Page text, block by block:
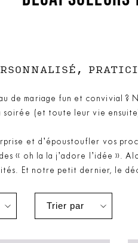
de mariage fun et convivial ?
soirée (et toute leur vie
et d’époustoufler vos
« oh la la j’adore l’idée ».
Et notre petit dernier, le